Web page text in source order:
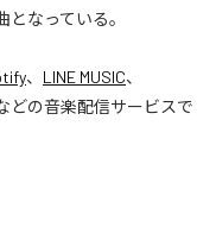
となっている。
、 LINE MUSIC、
どの音楽配信サービスで